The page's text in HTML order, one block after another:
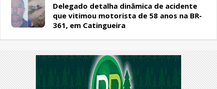
Delegado detalha dinâmica de acidente
que vitimou motorista de 58 anos na BR-
361, em Catingueira